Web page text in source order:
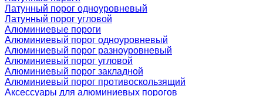
Латунный порог одноуровневый
Латунный порог угловой
Алюминиевые пороги
Алюминиевый порог одноуровневый
Алюминиевый порог разноуровневый
Алюминиевый порог угловой
Алюминиевый порог закладной
Алюминиевый порог противоскользящий
Аксессуары для алюминиевых порогов